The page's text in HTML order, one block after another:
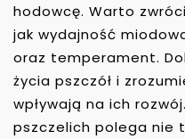
hodowcę. Warto
jak wydajność
oraz temperament.
życia pszczół i
wpływają na ich
pszczelich polega nie